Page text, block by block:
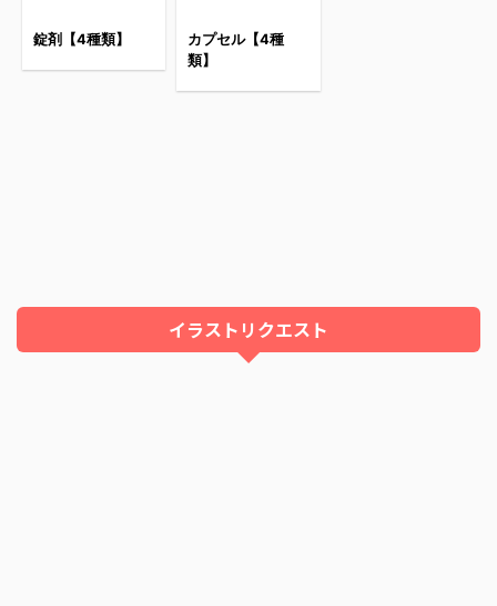
錠剤【4種類】
カプセル【4種
類】
イラストリクエスト